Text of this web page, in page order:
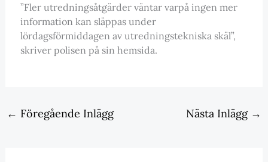
”Fler utredningsåtgärder väntar varpå ingen mer
information kan släppas under
lördagsförmiddagen av utredningstekniska skäl”,
skriver polisen på sin hemsida.
← Föregående Inlägg Nästa Inlägg →